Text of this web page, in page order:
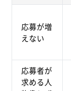
応募が増
えない
応募者が
求める人